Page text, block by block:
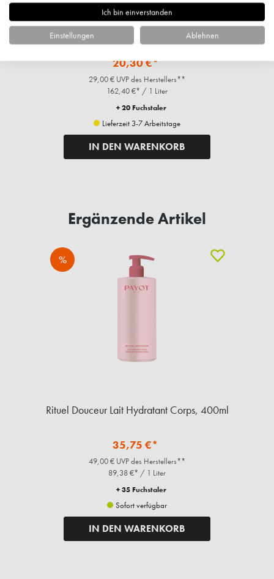
My Payot Essence Micro-Exfoliante Eclat,
125ml
20,30 €*
29,00 € UVP des Herstellers**
162,40 €* / 1 Liter
+ 20 Fuchstaler
Lieferzeit 3-7 Arbeitstage
IN DEN WARENKORB
Ergänzende Artikel
%
Rituel Douceur Lait Hydratant Corps, 400ml
35,75 €*
49,00 € UVP des Herstellers**
89,38 €* / 1 Liter
+ 35 Fuchstaler
Sofort verfügbar
IN DEN WARENKORB
Ich bin einverstanden
Einstellungen Ablehnen